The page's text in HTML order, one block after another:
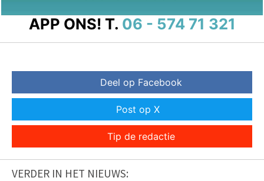
APP ONS! T. 06 - 574 71 321
Deel op Facebook
Post op X
Tip de redactie
VERDER IN HET NIEUWS: